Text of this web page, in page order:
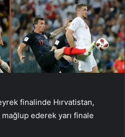
finalinde Hırvatistan,
mağlup ederek yarı finale